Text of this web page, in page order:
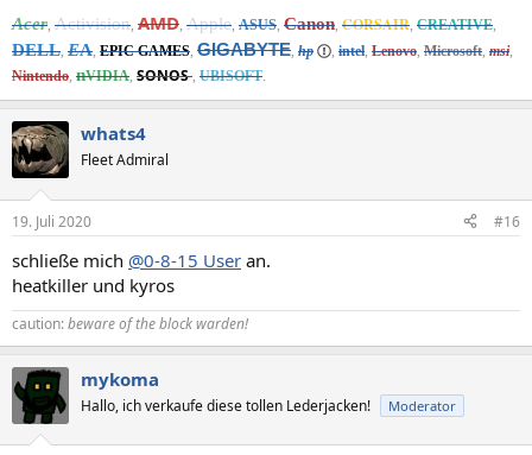
Acer, Activision, AMD, Apple, ASUS, Canon, CORSAIR, CREATIVE,
DELL, EA, EPICGAMES, GIGABYTE, hp , intel, Lenovo, Microsoft, msi,
Nintendo, nVIDIA, SONOS , UBISOFT.
whats4
Fleet Admiral
19. Juli 2020 #16
schließe mich @0-8-15 User an.
heatkiller und kyros
caution:beware of the block warden!
mykoma
Hallo, ich verkaufe diese tollen Lederjacken! Moderator